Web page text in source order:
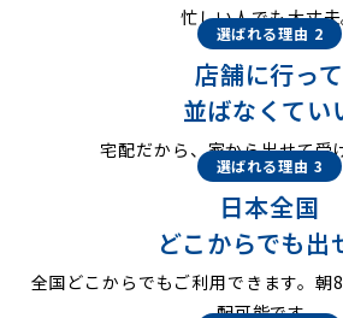
忙しい人でも大丈夫
選ばれる理由 2
店舗に行って
並ばなくてい
宅配だから、家から出せて受
選ばれる理由 3
日本全国
どこからでも出
全国どこからでもご利用できます。朝
配可能です。